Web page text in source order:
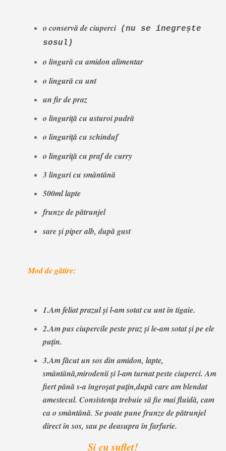
o conservă de ciuperci
(nu se înegrește
sosul)
o lingură cu amidon alimentar
o lingură cu unt
un fir de praz
o linguriță cu usturoi pudră
o linguriță cu schinduf
o linguriță cu praf de curry
3 linguri cu smântână
500ml lapte
frunze de pătrunjel
sare și piper alb, după gust
Mod de gătire:
1.Am feliat prazul și l-am sotat cu unt în tigaie.
2.Am pus ciupercile peste praz și le-am sotat și pe ele
puțin.
3.Am făcut un sos din amidon, lapte,
smântână,mirodenii și l-am turnat peste ciuperci. Am
fiert până s-a îngroșat puțin,după care am blendat
amestecul. Consistența trebuie să fie mai fluidă, cam
ca o smântână. Se poate pune frunze de pătrunjel
direct în sos, sau pe deasupra în farfurie.
Și cu suflet!